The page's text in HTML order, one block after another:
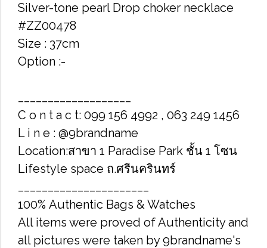
Silver-tone pearl Drop choker necklace
#ZZ00478
Size : 37cm
Option :-
C o n t a c t: 099 156 4992 , 063 249 1456
L i n e : @9brandname
Location:สาขา 1 Paradise Park ชั้น 1 โซน
Lifestyle space ถ.ศรีนครินทร์
100% Authentic Bags & Watches
All items were proved of Authenticity and
all pictures were taken by 9brandname's